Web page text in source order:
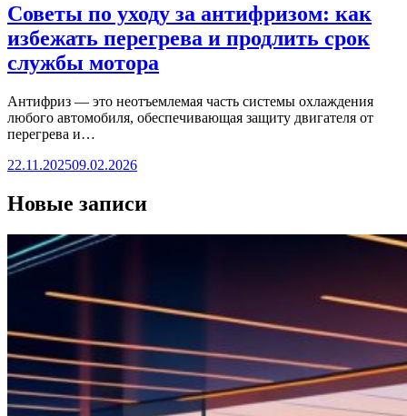
Советы по уходу за антифризом: как
избежать перегрева и продлить срок
службы мотора
Антифриз — это неотъемлемая часть системы охлаждения
любого автомобиля, обеспечивающая защиту двигателя от
перегрева и…
22.11.202509.02.2026
Новые записи